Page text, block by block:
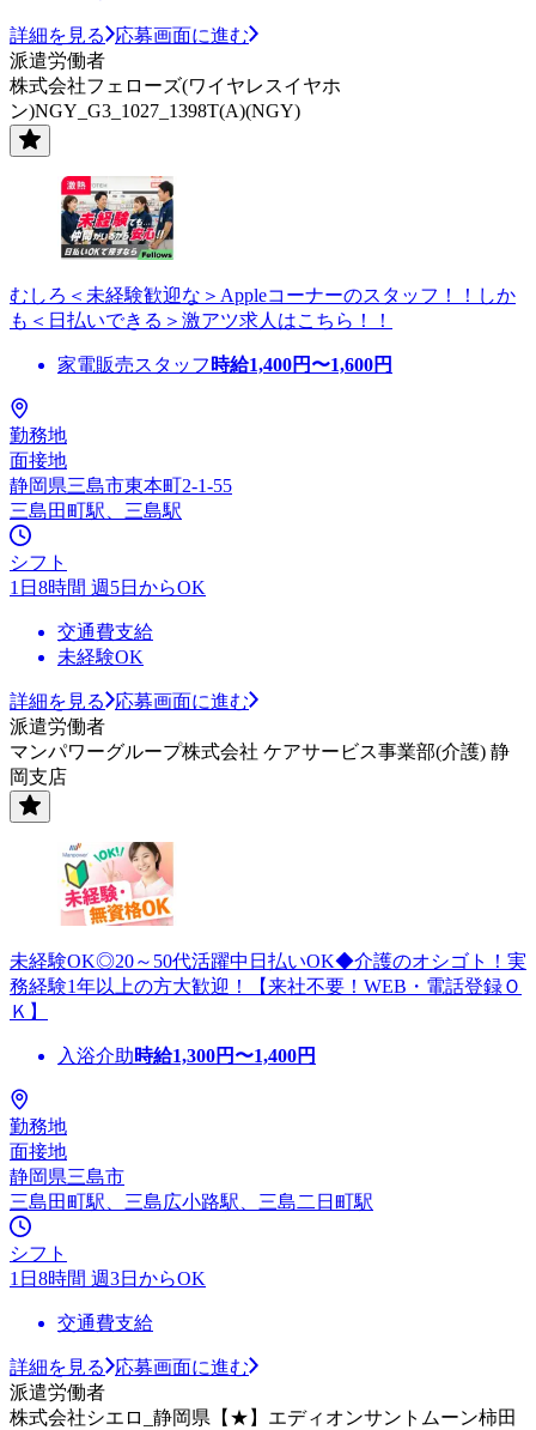
詳細を見る
応募画面に進む
派遣労働者
株式会社フェローズ(ワイヤレスイヤホ
ン)NGY_G3_1027_1398T(A)(NGY)
むしろ＜未経験歓迎な＞Appleコーナーのスタッフ！！しか
も＜日払いできる＞激アツ求人はこちら！！
家電販売スタッフ 時給1,400円〜1,600円
勤務地
面接地
静岡県三島市東本町2-1-55
三島田町駅、三島駅
シフト
1日8時間 週5日からOK
交通費支給
未経験OK
詳細を見る
応募画面に進む
派遣労働者
マンパワーグループ株式会社 ケアサービス事業部(介護) 静
岡支店
未経験OK◎20～50代活躍中日払いOK◆介護のオシゴト！実
務経験1年以上の方大歓迎！【来社不要！WEB・電話登録Ｏ
Ｋ】
入浴介助時給1,300円〜1,400円
勤務地
面接地
静岡県三島市
三島田町駅、三島広小路駅、三島二日町駅
シフト
1日8時間 週3日からOK
交通費支給
詳細を見る
応募画面に進む
派遣労働者
株式会社シエロ_静岡県【★】エディオンサントムーン柿田